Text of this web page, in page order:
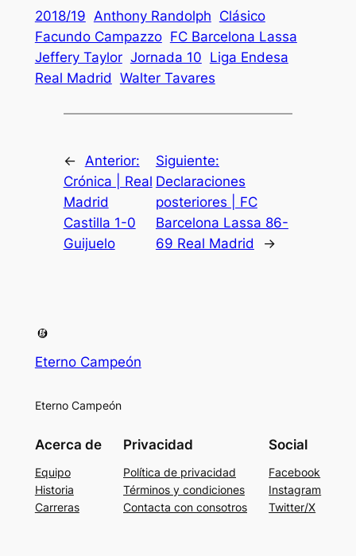
2018/19 Anthony Randolph Clásico
Facundo Campazzo FC Barcelona Lassa
Jeffery Taylor Jornada 10 Liga Endesa
Real Madrid Walter Tavares
←
Anterior:
Crónica | Real
Madrid
Castilla 1-0
Guijuelo
Siguiente:
Declaraciones
posteriores | FC
Barcelona Lassa 86-
69 Real Madrid
→
Eterno Campeón
Eterno Campeón
Acerca de
Equipo
Historia
Carreras
Privacidad
Política de privacidad
Términos y condiciones
Contacta con consotros
Social
Facebook
Instagram
Twitter/X